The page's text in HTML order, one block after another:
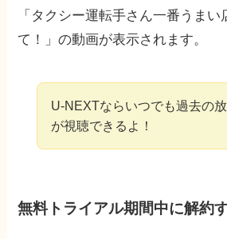
「タクシー運転手さん一番うまい
て！」の動画が表示されます。
U-NEXTならいつでも過去の
が視聴できるよ！
無料トライアル期間中に解約